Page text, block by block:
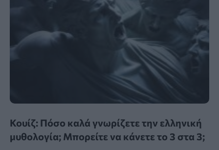
Κουίζ: Πόσο καλά γνωρίζετε την ελληνική
μυθολογία; Μπορείτε να κάνετε το 3 στα 3;